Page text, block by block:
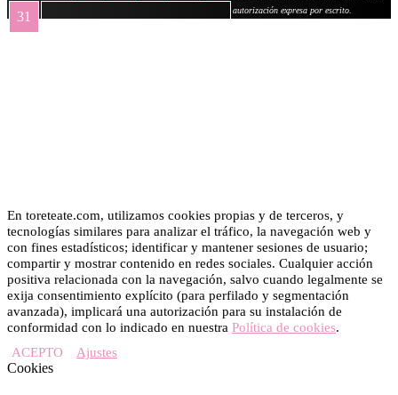
31
autorización expresa por escrito.
En toreteate.com, utilizamos cookies propias y de terceros, y
tecnologías similares para analizar el tráfico, la navegación web y
con fines estadísticos; identificar y mantener sesiones de usuario;
compartir y mostrar contenido en redes sociales. Cualquier acción
positiva relacionada con la navegación, salvo cuando legalmente se
exija consentimiento explícito (para perfilado y segmentación
avanzada), implicará una autorización para su instalación de
conformidad con lo indicado en nuestra Política de cookies.
ACEPTO
Ajustes
Cookies